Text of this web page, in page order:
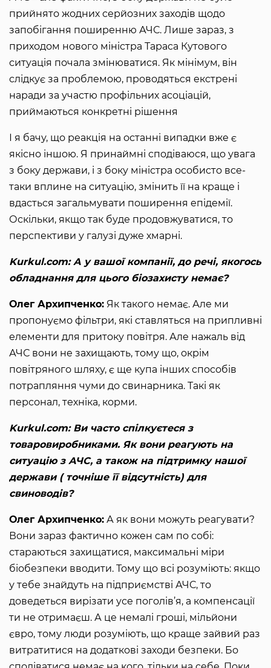
прийнято жодних серйозних заходів щодо
запобігання поширенню АЧС. Лише зараз, з
приходом нового міністра Тараса Кутового
ситуація почала змінюватися. Як мінімум, він
слідкує за проблемою, проводяться екстрені
наради за участю профільних асоціацій,
приймаються конкретні рішення
І я бачу, що реакція на останні випадки вже є
якісно іншою. Я принаймні сподіваюся, що увага
з боку держави, і з боку міністра особисто все-
таки вплине на ситуацію, змінить її на краще і
вдасться загальмувати поширення епідемії.
Оскільки, якщо так буде продовжуватися, то
перспективи у галузі дуже хмарні.
Kurkul.com: А у вашої компанії, до речі, якогось
обладнання для цього біозахисту немає?
Олег Архипченко: Як такого немає. Але ми
пропонуємо фільтри, які ставляться на припливні
елементи для притоку повітря. Але нажаль від
АЧС вони не захищають, тому що, окрім
повітряного шляху, є ще купа інших способів
потрапляння чуми до свинарника. Такі як
персонал, техніка, корми.
Kurkul.com: Ви часто спілкуєтеся з
товаровиробниками. Як вони реагують на
ситуацію з АЧС, а також на підтримку нашої
держави ( точніше її відсутність) для
свиноводів?
Олег Архипченко: А як вони можуть реагувати?
Вони зараз фактично кожен сам по собі:
стараються захищатися, максимальні міри
біобезпеки вводити. Тому що всі розуміють: якщо
у тебе знайдуть на підприємстві АЧС, то
доведеться вирізати усе поголів’я, а компенсації
ти не отримаєш. А це немалі гроші, мільйони
євро, тому люди розуміють, що краще зайвий раз
витратитися на додаткові заходи безпеки. Бо